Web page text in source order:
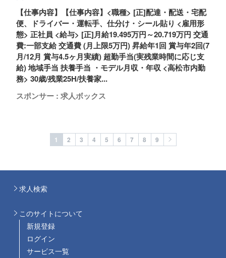
【仕事内容】【仕事内容】<職種> [正]配達・配送・宅配
便、ドライバー・運転手、仕分け・シール貼り <雇用形
態> 正社員 <給与> [正]月給19.495万円～20.719万円 交通
費:一部支給 交通費 (月上限5万円) 昇給年1回 賞与年2回(7
月/12月 賞与4.5ヶ月実績) 超勤手当(実残業時間に応じ支
給) 地域手当 扶養手当 ・モデル月収・年収 <高松市内勤
務> 30歳/残業25H/扶養家...
スポンサー : 求人ボックス
1 2 3 4 5 6 7 8 9
求人検索
このサイトについて
新規登録
ログイン
サービス一覧